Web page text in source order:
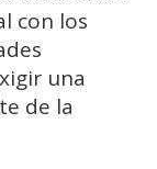
con los
una
de la